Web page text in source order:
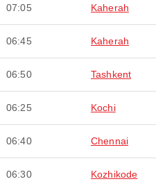
07:05 Kaherah
06:45 Kaherah
06:50 Tashkent
06:25 Kochi
06:40 Chennai
06:30 Kozhikode